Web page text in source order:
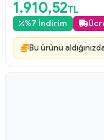
1.910,52TL
%7 İndirim
Bu ürünü